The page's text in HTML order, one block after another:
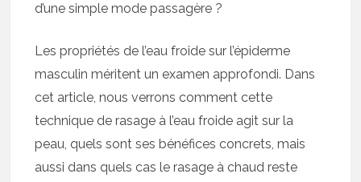
d’une simple mode passagère ?
Les propriétés de l’eau froide sur l’épiderme
masculin méritent un examen approfondi. Dans
cet article, nous verrons comment cette
technique de rasage à l’eau froide agit sur la
peau, quels sont ses bénéfices concrets, mais
aussi dans quels cas le rasage à chaud reste